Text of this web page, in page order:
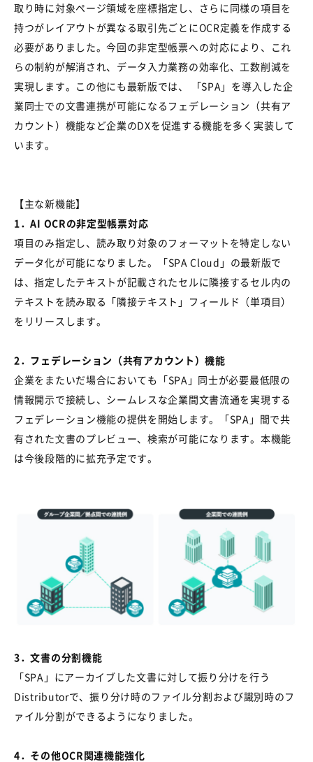
取り時に対象ページ領域を座標指定し、さらに同様の項目を
持つがレイアウトが異なる取引先ごとにOCR定義を作成する
必要がありました。今回の非定型帳票への対応により、これ
らの制約が解消され、データ入力業務の効率化、工数削減を
実現します。この他にも最新版では、 「SPA 」を導⼊した企
業同⼠での文書連携が可能になるフェデレーション（共有ア
カウント）機能など企業のDXを促進する機能を多く実装して
います。
【主な新機能】
1．AI OCRの非定型帳票対応
項目のみ指定し、読み取り対象のフォーマットを特定しない
データ化が可能になりました。「SPA Cloud 」の最新版で
は、指定したテキストが記載されたセルに隣接するセル内の
テキストを読み取る「隣接テキスト」フィールド（単項目）
をリリースします。
2．フェデレーション（共有アカウント）機能
企業をまたいだ場合においても「SPA 」同士が必要最低限の
情報開示で接続し、シームレスな企業間文書流通を実現する
フェデレーション機能の提供を開始します。「SPA 」間で共
有された⽂書のプレビュー、検索が可能になります。本機能
は今後段階的に拡充予定です。
3．文書の分割機能
「SPA 」にアーカイブした文書に対して振り分けを行う
Distributorで、振り分け時のファイル分割および識別時のフ
ァイル分割ができるようになりました。
4．その他OCR関連機能強化